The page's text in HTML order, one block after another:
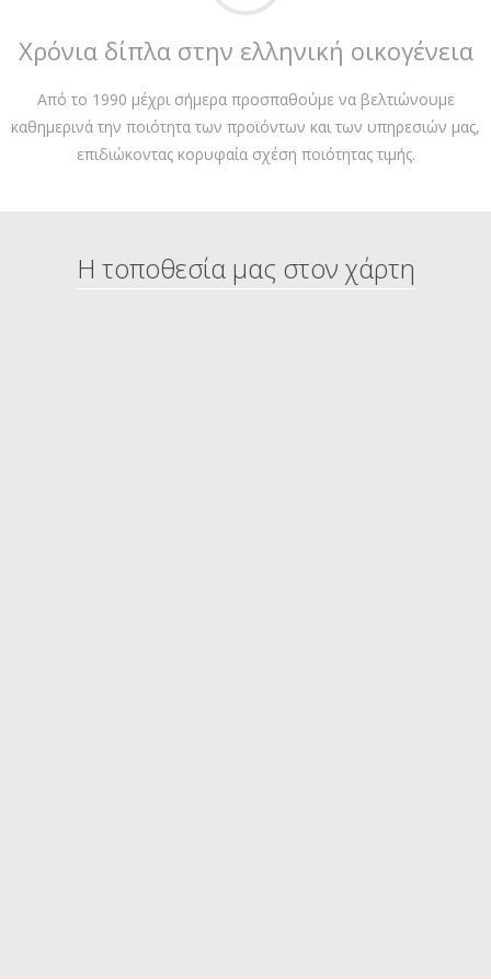
Χρόνια δίπλα στην ελληνική οικογένεια
Από το 1990 μέχρι σήμερα προσπαθούμε να βελτιώνουμε
καθημερινά την ποιότητα των προϊόντων και των υπηρεσιών μας,
επιδιώκοντας κορυφαία σχέση ποιότητας τιμής.
Η τοποθεσία μας στον χάρτη